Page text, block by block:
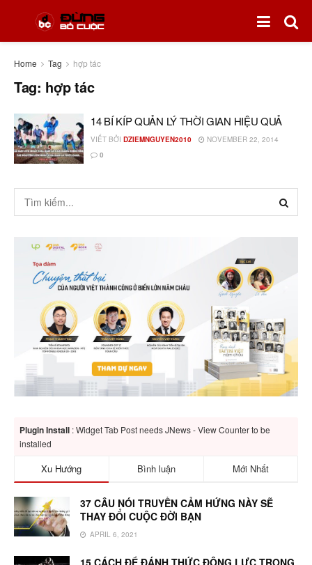
Home Tag hợp tác
Tag: hợp tác
14 BÍ KÍP QUẢN LÝ THỜI GIAN HIỆU QUẢ
VIẾT BỞI DZIEMNGUYEN2010
NOVEMBER 22, 2014
0
Plugin Install : Widget Tab Post needs JNews - View Counter to be
installed
Xu Hướng Bình luận Mới Nhất
37 CÂU NÓI TRUYỀN CẢM HỨNG NÀY SẼ
THAY ĐỔI CUỘC ĐỜI BẠN
APRIL 6, 2021